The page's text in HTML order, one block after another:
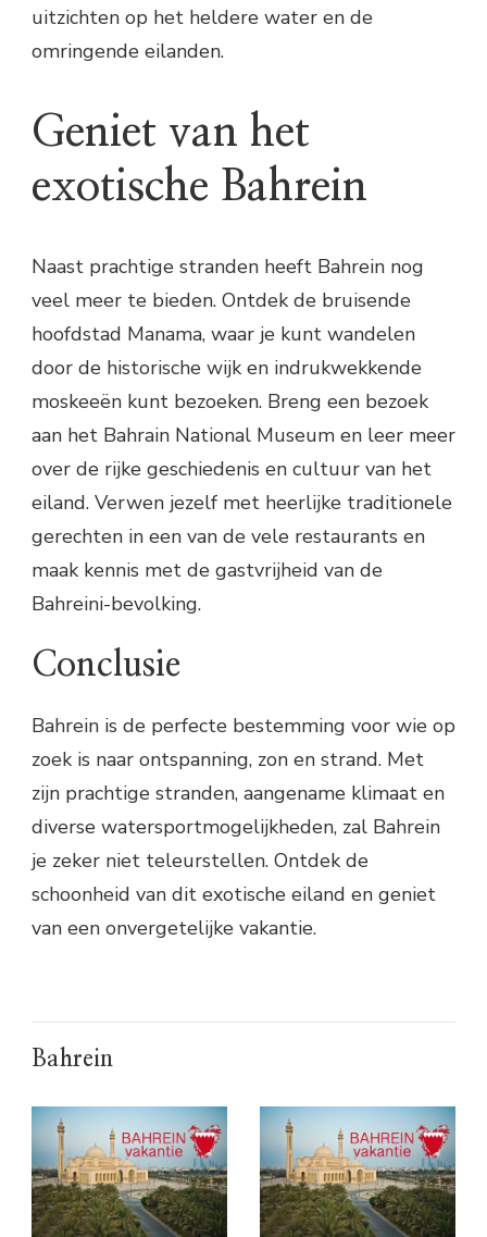
uitzichten op het heldere water en de
omringende eilanden.
Geniet van het
exotische Bahrein
Naast prachtige stranden heeft Bahrein nog
veel meer te bieden. Ontdek de bruisende
hoofdstad Manama, waar je kunt wandelen
door de historische wijk en indrukwekkende
moskeeën kunt bezoeken. Breng een bezoek
aan het Bahrain National Museum en leer meer
over de rijke geschiedenis en cultuur van het
eiland. Verwen jezelf met heerlijke traditionele
gerechten in een van de vele restaurants en
maak kennis met de gastvrijheid van de
Bahreini-bevolking.
Conclusie
Bahrein is de perfecte bestemming voor wie op
zoek is naar ontspanning, zon en strand. Met
zijn prachtige stranden, aangename klimaat en
diverse watersportmogelijkheden, zal Bahrein
je zeker niet teleurstellen. Ontdek de
schoonheid van dit exotische eiland en geniet
van een onvergetelijke vakantie.
Bahrein